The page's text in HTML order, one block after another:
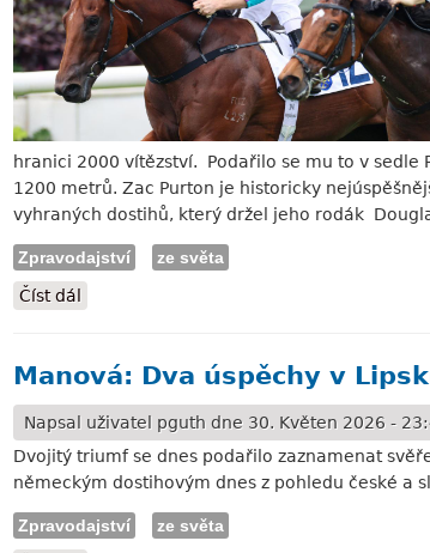
hranici 2000 vítězství. Podařilo se mu to v sedle
1200 metrů. Zac Purton je historicky
vyhraných dostihů, který držel jeho rodák
Zpravodajství
ze světa
Číst dál
Manová: Dva úspěchy v
Napsal uživatel pguth dne 30. Květen 2026 -
Dvojitý triumf se dnes podařilo zaznamenat
německým dostihovým dnes z pohledu české a
Zpravodajství
ze světa